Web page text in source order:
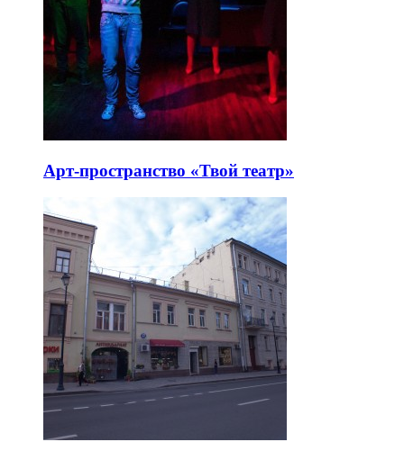
Арт-пространство «Твой театр»